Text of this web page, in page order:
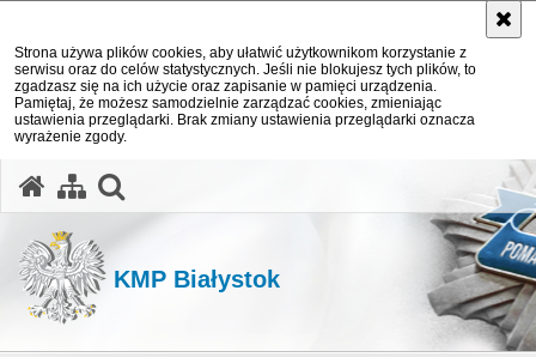
Strona używa plików cookies, aby ułatwić użytkownikom korzystanie z
serwisu oraz do celów statystycznych. Jeśli nie blokujesz tych plików, to
zgadzasz się na ich użycie oraz zapisanie w pamięci urządzenia.
Pamiętaj, że możesz samodzielnie zarządzać cookies, zmieniając
ustawienia przeglądarki. Brak zmiany ustawienia przeglądarki oznacza
wyrażenie zgody.
KMP Białystok